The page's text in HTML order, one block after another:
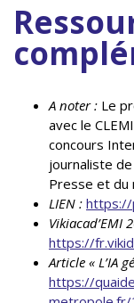
A noter : Le
avec le
concours
journaliste de
Presse et du
LIEN : https://
Vikiacad’EMI
https://
Article « L’IA
https://